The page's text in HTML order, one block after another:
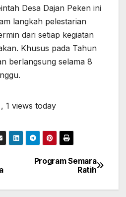
Desa Dajan Peken ini
langkah pelestarian
dari setiap kegiatan
Khusus pada Tahun
berlangsung selama 8
, 1 views today
Program Semara
Ratih